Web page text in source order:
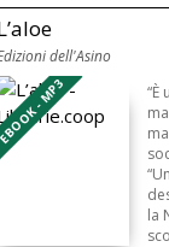
dell'Asino
- MP3
“È
la